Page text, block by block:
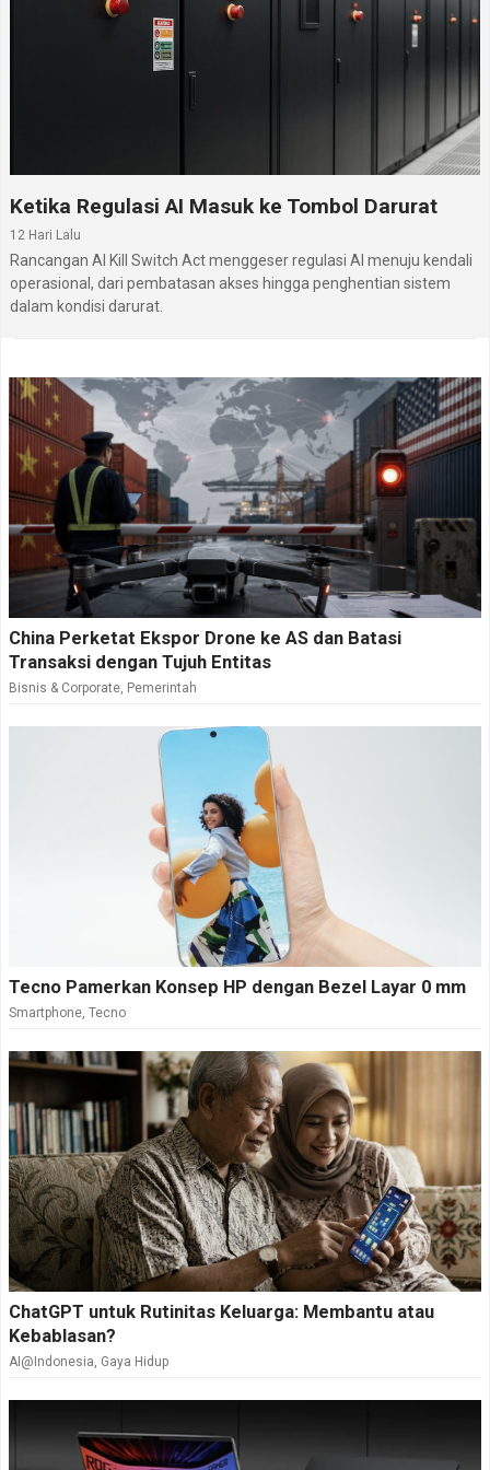
Informasi lengkap Xiaomi Redmi 11 Prime dapat
dipelajari pada halaman
. lainnya melalui segmen
hp Xiaomi terbaru.
Ketika Regulasi AI Masuk ke Tombol Darurat
12 Hari Lalu
Rancangan AI Kill Switch Act menggeser regulasi AI menuju kendali
operasional, dari pembatasan akses hingga penghentian sistem
dalam kondisi darurat.
China Perketat Ekspor Drone ke AS dan Batasi
Transaksi dengan Tujuh Entitas
Bisnis & Corporate, Pemerintah
Tecno Pamerkan Konsep HP dengan Bezel Layar 0 mm
Smartphone, Tecno
ChatGPT untuk Rutinitas Keluarga: Membantu atau
Kebablasan?
AI@Indonesia, Gaya Hidup